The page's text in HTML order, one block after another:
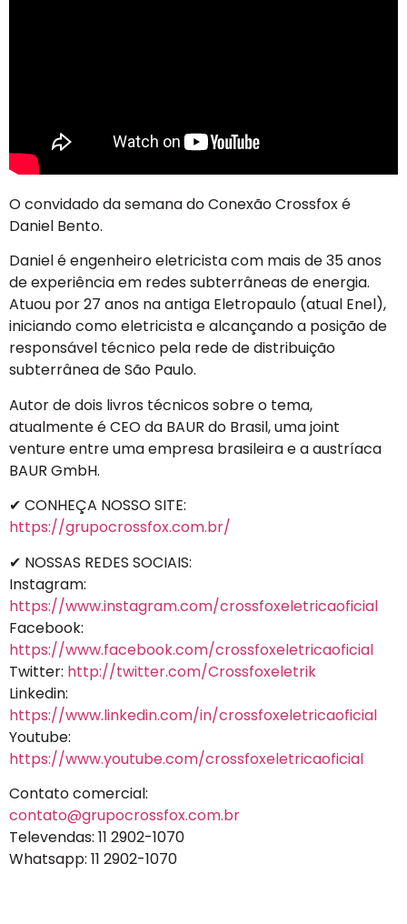
O convidado da semana do Conexão Crossfox é
Daniel Bento.
Daniel é engenheiro eletricista com mais de 35 anos
de experiência em redes subterrâneas de energia.
Atuou por 27 anos na antiga Eletropaulo (atual Enel),
iniciando como eletricista e alcançando a posição de
responsável técnico pela rede de distribuição
subterrânea de São Paulo.
Autor de dois livros técnicos sobre o tema,
atualmente é CEO da BAUR do Brasil, uma joint
venture entre uma empresa brasileira e a austríaca
BAUR GmbH.
✔ CONHEÇA NOSSO SITE:
https://grupocrossfox.com.br/
✔ NOSSAS REDES SOCIAIS:
Instagram:
https://www.instagram.com/crossfoxeletricaoficial
Facebook:
https://www.facebook.com/crossfoxeletricaoficial
Twitter: http://twitter.com/Crossfoxeletrik
Linkedin:
https://www.linkedin.com/in/crossfoxeletricaoficial
Youtube:
https://www.youtube.com/crossfoxeletricaoficial
Contato comercial:
contato@grupocrossfox.com.br
Televendas: 11 2902-1070
Whatsapp: 11 2902-1070